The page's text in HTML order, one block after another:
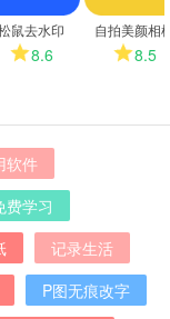
多
鼠去水印
8.6
自拍美颜相
8.5
软件
费学习
记录生活
P图无痕改字